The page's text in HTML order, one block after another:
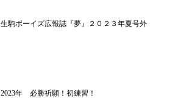
生駒ボーイズ広報誌『夢』２０２３年夏号外
2023年 必勝祈願！初練習！